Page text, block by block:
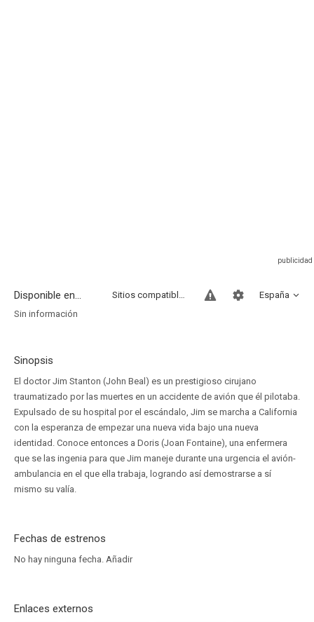
Disponible en... España
Sitios compatibles
Sin información
Sinopsis
El doctor Jim Stanton (John Beal) es un prestigioso cirujano
traumatizado por las muertes en un accidente de avión que él pilotaba.
Expulsado de su hospital por el escándalo, Jim se marcha a California
con la esperanza de empezar una nueva vida bajo una nueva
identidad. Conoce entonces a Doris (Joan Fontaine), una enfermera
que se las ingenia para que Jim maneje durante una urgencia el avión-
ambulancia en el que ella trabaja, logrando así demostrarse a sí
mismo su valía.
Fechas de estrenos
No hay ninguna fecha. Añadir
Enlaces externos